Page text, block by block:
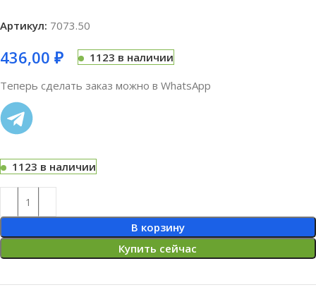
Артикул: 7073.50
436,00 ₽
1123 в наличии
Теперь сделать заказ можно в WhatsApp
1123 в наличии
В корзину
Купить сейчас